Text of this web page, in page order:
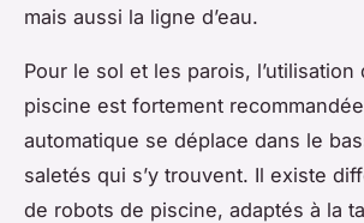
mais aussi la ligne d’eau.
Pour le sol et les parois, l’utilisation
piscine est fortement
automatique se déplace dans le
saletés qui s’y trouvent. Il existe
de robots de piscine, adaptés à la